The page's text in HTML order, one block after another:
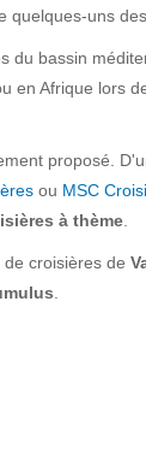
uns
du bassin
en Afrique lors
proposé.
ou MSC
à thème
croisières de